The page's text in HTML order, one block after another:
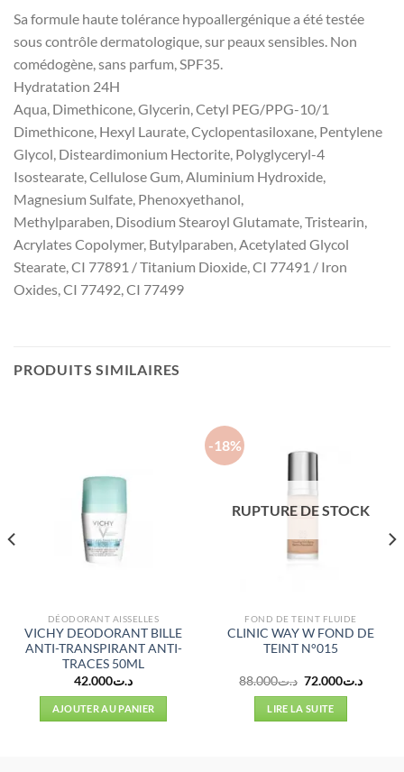
Sa formule haute tolérance hypoallergénique a été testée
sous contrôle dermatologique, sur peaux sensibles. Non
comédogène, sans parfum, SPF35.
Hydratation 24H
Aqua, Dimethicone, Glycerin, Cetyl PEG/PPG-10/1
Dimethicone, Hexyl Laurate, Cyclopentasiloxane, Pentylene
Glycol, Disteardimonium Hectorite, Polyglyceryl-4
Isostearate, Cellulose Gum, Aluminium Hydroxide,
Magnesium Sulfate, Phenoxyethanol,
Methylparaben, Disodium Stearoyl Glutamate, Tristearin,
Acrylates Copolymer, Butylparaben, Acetylated Glycol
Stearate, CI 77891 / Titanium Dioxide, CI 77491 / Iron
Oxides, CI 77492, CI 77499
PRODUITS SIMILAIRES
DÉODORANT AISSELLES
VICHY DEODORANT BILLE
ANTI-TRANSPIRANT ANTI-
TRACES 50ML
د.ت42.000
AJOUTER AU PANIER
-18%
RUPTURE DE STOCK
FOND DE TEINT FLUIDE
CLINIC WAY W FOND DE
TEINT N°015
د.ت88.000
Le
initial
était :
د.ت72.000
Le
LIRE LA SUITE